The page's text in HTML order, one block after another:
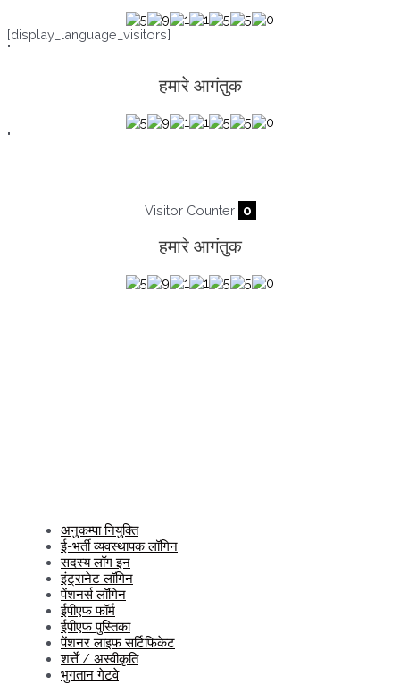
[display_language_visitors]
"
हमारे आगंतुक
"
Visitor Counter 0
हमारे आगंतुक
अनुकम्पा नियुक्ति
ई-भर्ती व्यवस्थापक लॉगिन
सदस्य लॉग इन
इंट्रानेट लॉगिन
पेंशनर्स लॉगिन
ईपीएफ फॉर्म
ईपीएफ पुस्तिका
पेंशनर लाइफ सर्टिफिकेट
शर्त्तें / अस्वीकृति
भुगतान गेटवे